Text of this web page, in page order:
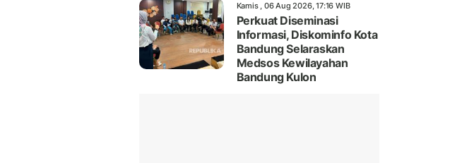
Kamis , 06 Aug 2026, 17:16 WIB
Perkuat Diseminasi
Informasi, Diskominfo Kota
Bandung Selaraskan
Medsos Kewilayahan
Bandung Kulon